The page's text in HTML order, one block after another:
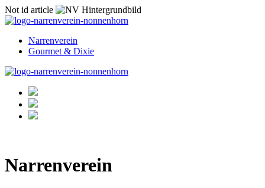
Not id article
Narrenverein
Gourmet & Dixie
Narrenverein